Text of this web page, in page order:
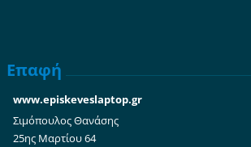
Επαφή
www.episkeveslaptop.gr
Σιμόπουλος Θανάσης
25ης Μαρτίου 64